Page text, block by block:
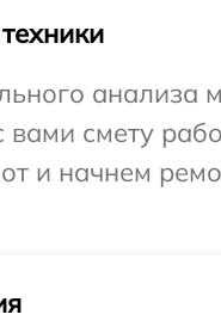
анализа
вами смету
и начнем